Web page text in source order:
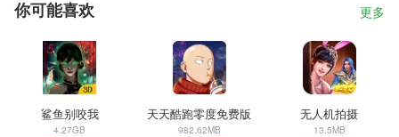
你可能喜欢 更多
鲨鱼别咬我
4.27GB
天天酷跑零度免费版
982.62MB
无人机拍摄
13.5MB